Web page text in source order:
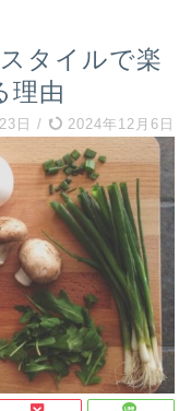
タイルで楽
理由
日 / 2024年12月6日